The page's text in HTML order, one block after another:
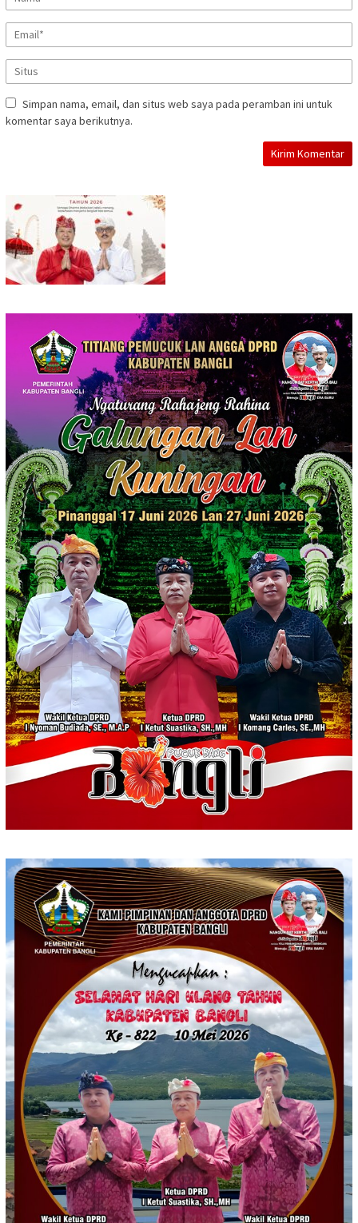
Simpan nama, email, dan situs web saya pada peramban ini untuk
komentar saya berikutnya.